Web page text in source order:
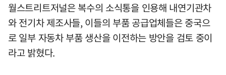
월스트리트저널은 복수의 소식통을 인용해 내연기관차
와 전기차 제조사들, 이들의 부품 공급업체들은 중국으
로 일부 자동차 부품 생산을 이전하는 방안을 검토 중이
라고 밝혔다.